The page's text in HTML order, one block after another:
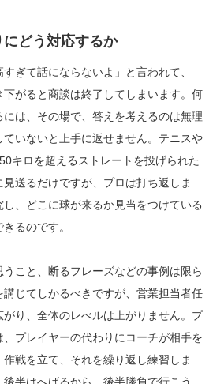
にどう対応するか
ぎて話にならないよ」と言われて、
下がると商談は終了してしまいます。何
は、その場で、答えを考えるのは無理
いないと上手に返せません。テニスや
キロを超えるストレートを投げられた
送るだけですが、プロは打ち返しま
、どこに球が来るか見当をつけている
るのです。
こと、断るフレーズなどの事例は限ら
じてしかるべきですが、営業担当者任
り、全体のレべルは上がりません。プ
プレイヤーの代わりにコーチが相手を
戦を立て、それを繰り返し練習しま